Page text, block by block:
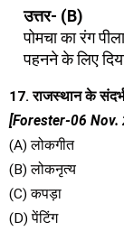
उत्तर- (B)
पोमचा का रंग
पहनने के लिए
17. राजस्थान के
[Forester-06 Nov.
(A) लोकगीत
(B) लोकनृत्य
(C) कपड़ा
(D) पेंटिंग